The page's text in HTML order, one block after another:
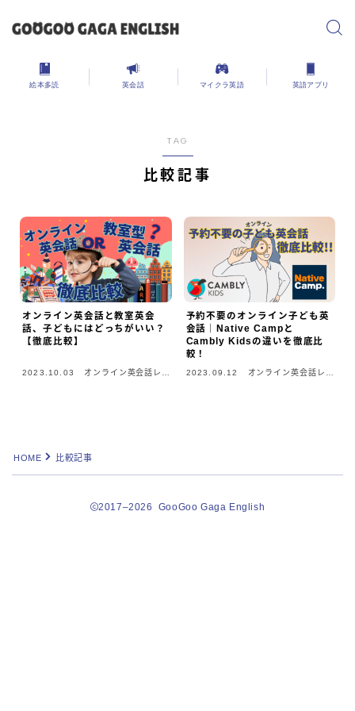
絵本多読 英会話 マイクラ英語 英語アプリ
TAG
比較記事
オンライン英会話と教室英会
話、子どもにはどっちがいい？
【徹底比較】
2023.10.03
オンライン英会話レポ
予約不要のオンライン子ども英
会話｜Native Campと
Cambly Kidsの違いを徹底比
較！
2023.09.12
オンライン英会話レポ
HOME 比較記事
2017–2026 GooGoo Gaga English